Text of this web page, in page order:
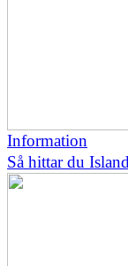
Information
Så hittar du